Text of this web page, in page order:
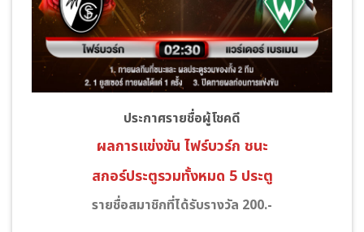
ประกาศรายชื่อผู้โชคดี
ผลการแข่งขัน ไฟร์บวร์ก ชนะ
สกอร์ประตูรวมทั้งหมด 5 ประตู
รายชื่อสมาชิกที่ได้รับรางวัล 200.-